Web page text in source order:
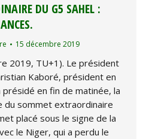
DU G5 SAHEL :
15 décembre 2019
2019, TU+1). Le président
Kaboré, président en
présidé en fin de matinée, la
du sommet extraordinaire
placé sous le signe de la
le Niger, qui a perdu le